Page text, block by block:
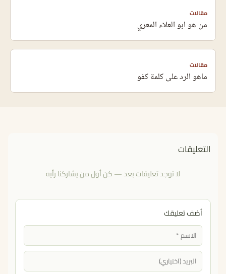
مقالات
من هو ابو العلاء المعري
مقالات
ماهو الرد على كلمة كفو
التعليقات
لا توجد تعليقات بعد — كن أول من يشاركنا رأيه
أضف تعليقك